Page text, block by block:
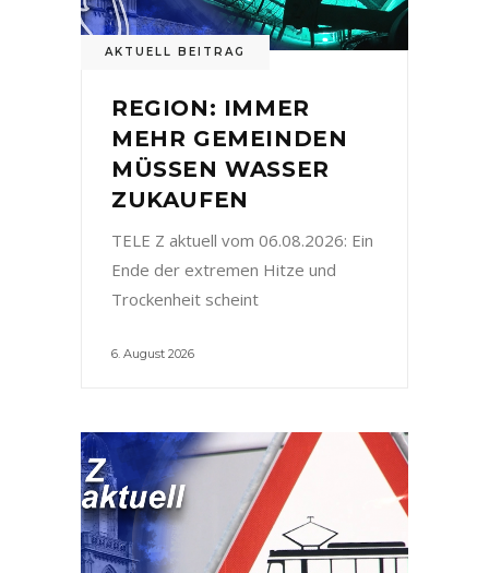
AKTUELL BEITRAG
REGION: IMMER
MEHR GEMEINDEN
MÜSSEN WASSER
ZUKAUFEN
TELE Z aktuell vom 06.08.2026: Ein
Ende der extremen Hitze und
Trockenheit scheint
6. August 2026